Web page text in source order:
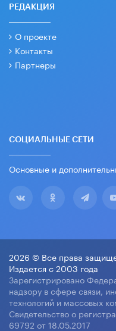
РЕДАКЦИЯ
О проекте
Контакты
Партнеры
СОЦИАЛЬНЫЕ СЕТИ
Основные и
2026 © Все права
Издается с 2003 года
Зарегистрировано
надзору в сфере связи,
технологий и массовых
Свидетельство о
69792 от 18.05.2017